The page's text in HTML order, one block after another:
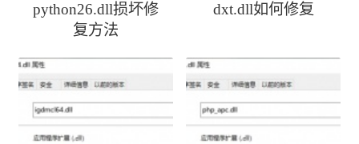
python26.dll损坏修
复方法
dxt.dll如何修复